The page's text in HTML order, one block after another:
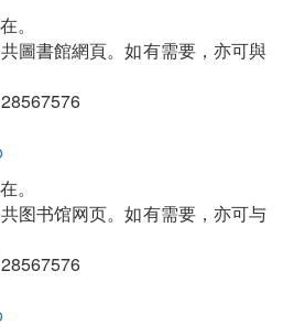
。
圖書館網頁。如有需要，亦可與
。
图书馆网页。如有需要，亦可与